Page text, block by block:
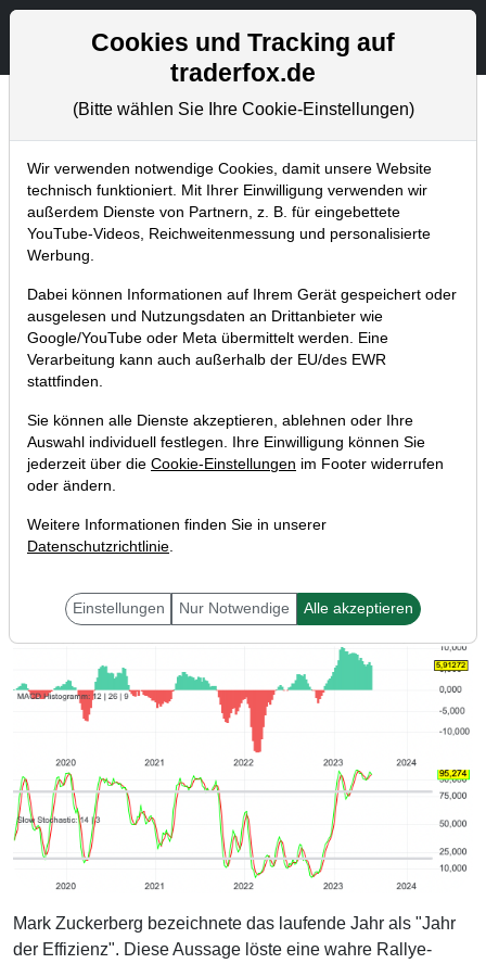
Aktien- und Artikelsuche
Chartanalysen
Home Blog Chartanalysen
Chartanalyse Meta: Ist die Luft
nach der 200%-Rallye raus?
11.06.2023 um 12:55 Uhr | P. Uhlschmied
Mark Zuckerberg bezeichnete das laufende Jahr als "Jahr
der Effizienz". Diese Aussage löste eine wahre Rallye-
Cookies und Tracking auf
traderfox.de
(Bitte wählen Sie Ihre Cookie-Einstellungen)
Wir verwenden notwendige Cookies, damit unsere Website
technisch funktioniert. Mit Ihrer Einwilligung verwenden wir
außerdem Dienste von Partnern, z. B. für eingebettete
YouTube-Videos, Reichweitenmessung und personalisierte
Werbung.
Dabei können Informationen auf Ihrem Gerät gespeichert oder
ausgelesen und Nutzungsdaten an Drittanbieter wie
Google/YouTube oder Meta übermittelt werden. Eine
Verarbeitung kann auch außerhalb der EU/des EWR
stattfinden.
Sie können alle Dienste akzeptieren, ablehnen oder Ihre
Auswahl individuell festlegen. Ihre Einwilligung können Sie
jederzeit über die Cookie-Einstellungen im Footer widerrufen
oder ändern.
Weitere Informationen finden Sie in unserer
Datenschutzrichtlinie.
Einstellungen Nur Notwendige Alle akzeptieren